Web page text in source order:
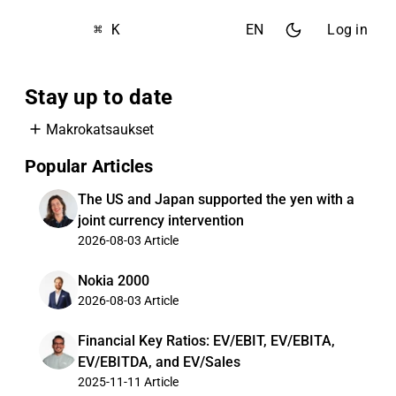
⌘ K EN Log in
Stay up to date
Makrokatsaukset
Popular Articles
The US and Japan supported the yen with a
joint currency intervention
2026-08-03 Article
Nokia 2000
2026-08-03 Article
Financial Key Ratios: EV/EBIT, EV/EBITA,
EV/EBITDA, and EV/Sales
2025-11-11 Article